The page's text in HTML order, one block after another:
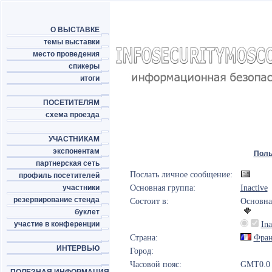
О ВЫСТАВКЕ
темы выставки
место проведения
спикеры
итоги
ПОСЕТИТЕЛЯМ
схема проезда
УЧАСТНИКАМ
экспонентам
партнерская сеть
профиль посетителей
участники
резервирование стенда
буклет
участие в конференции
ИНТЕРВЬЮ
Послать личное сообщение:
Основная группа:
Inactive
Состоит в:
Страна:
Город:
Часовой пояс:
GMT0.0